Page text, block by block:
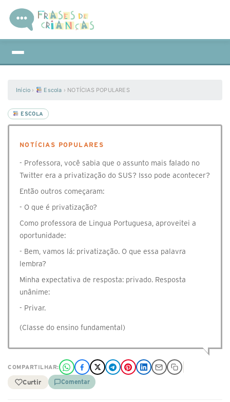
Início › Escola › NOTÍCIAS POPULARES
ESCOLA
NOTÍCIAS POPULARES
- Professora, você sabia que o assunto mais falado no
Twitter era a privatização do SUS? Isso pode acontecer?
Então outros começaram:
- O que é privatização?
Como professora de Lingua Portuguesa, aproveitei a
oportunidade:
- Bem, vamos lá: privatização. O que essa palavra
lembra?
Minha expectativa de resposta: privado. Resposta
unânime:
- Privar.
(Classe do ensino fundamental)
COMPARTILHAR:
Curtir Comentar